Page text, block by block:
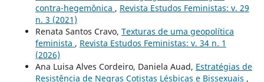
contra-hegemônica , Revista Estudos Feministas: v. 29
n. 3 (2021)
Renata Santos Cravo, Texturas de uma geopolítica
feminista , Revista Estudos Feministas: v. 34 n. 1
(2026)
Ana Luisa Alves Cordeiro, Daniela Auad, Estratégias de
Resistência de Negras Cotistas Lésbicas e Bissexuais ,